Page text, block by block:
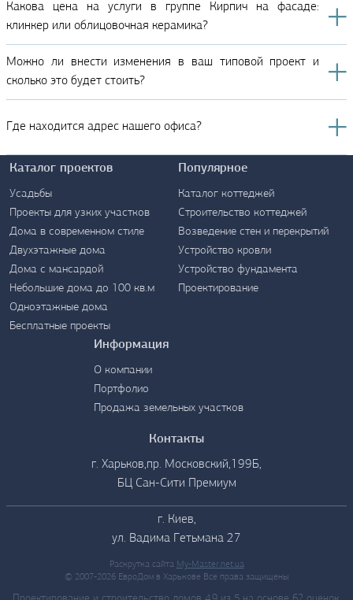
Какова цена на услуги в группе Кирпич на фасаде:
клинкер или облицовочная керамика?
Можно ли внести изменения в ваш типовой проект и
сколько это будет стоить?
Где находится адрес нашего офиса?
Контакты
Каталог проектов
Усадьбы
Проекты для узких участков
Дома в современном стиле
Двухэтажные дома
Дома с мансардой
Небольшие дома до 100 кв.м
Одноэтажные дома
Бесплатные проекты
Популярное
Каталог коттеджей
Строительство коттеджей
Возведение стен и перекрытий
Устройство кровли
Устройство фундамента
Проектирование
Информация
О компании
Портфолио
Продажа земельных участков
Контакты
г. Харьков,пр. Московский,199Б,
БЦ Сан-Сити Премиум
г. Киев,
ул. Вадима Гетьмана 27
Раскрутка сайта My-Master.net.ua
© 2007-2026 ЕвроДом в Харькове Все права защищены